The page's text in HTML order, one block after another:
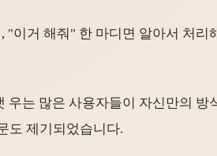
"이거 해줘" 한 마디면 알아서 처리
는 많은 사용자들이 자신만의 방
도 제기되었습니다.